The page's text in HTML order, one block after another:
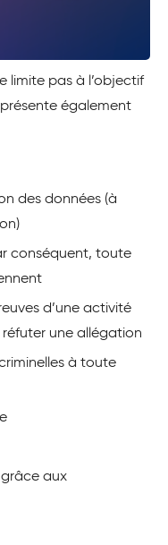
limite pas à l’objectif
également
des données (à
conséquent, toute
d’une activité
une allégation
à toute
grâce aux